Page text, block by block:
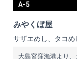
A-5
みやくぼ屋
サザエめし、タコめ
大島宮窪漁港より